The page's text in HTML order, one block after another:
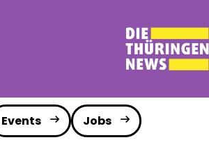
Events Jobs